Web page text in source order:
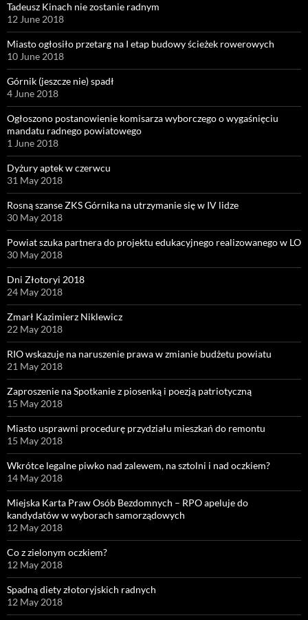
Tadeusz Kinach nie zostanie radnym
12 June 2018
Miasto ogłosiło przetarg na I etap budowy ścieżek rowerowych
10 June 2018
Górnik (jeszcze nie) spadł
4 June 2018
Ogłoszono postanowienie komisarza wyborczego o wygaśnięciu
mandatu radnego powiatowego
1 June 2018
Dyżury aptek w czerwcu
31 May 2018
Rosną szanse ZKS Górnika na utrzymanie się w IV lidze
30 May 2018
Powiat szuka partnera do projektu edukacyjnego realizowanego w LO
30 May 2018
Dni Złotoryi 2018
24 May 2018
Zmarł Kazimierz Niklewicz
22 May 2018
RIO wskazuje na naruszenie prawa w zmianie budżetu powiatu
21 May 2018
Zaproszenie na Spotkanie z piosenką i poezją patriotyczną
15 May 2018
Miasto usprawni procedurę przydziału mieszkań do remontu
15 May 2018
Wkrótce legalne piwko nad zalewem, na sztolni i nad oczkiem?
14 May 2018
Miejska Karta Praw Osób Bezdomnych – RPO apeluje do
kandydatów w wyborach samorządowych
12 May 2018
Co z zielonym oczkiem?
12 May 2018
Spadną diety złotoryjskich radnych
12 May 2018